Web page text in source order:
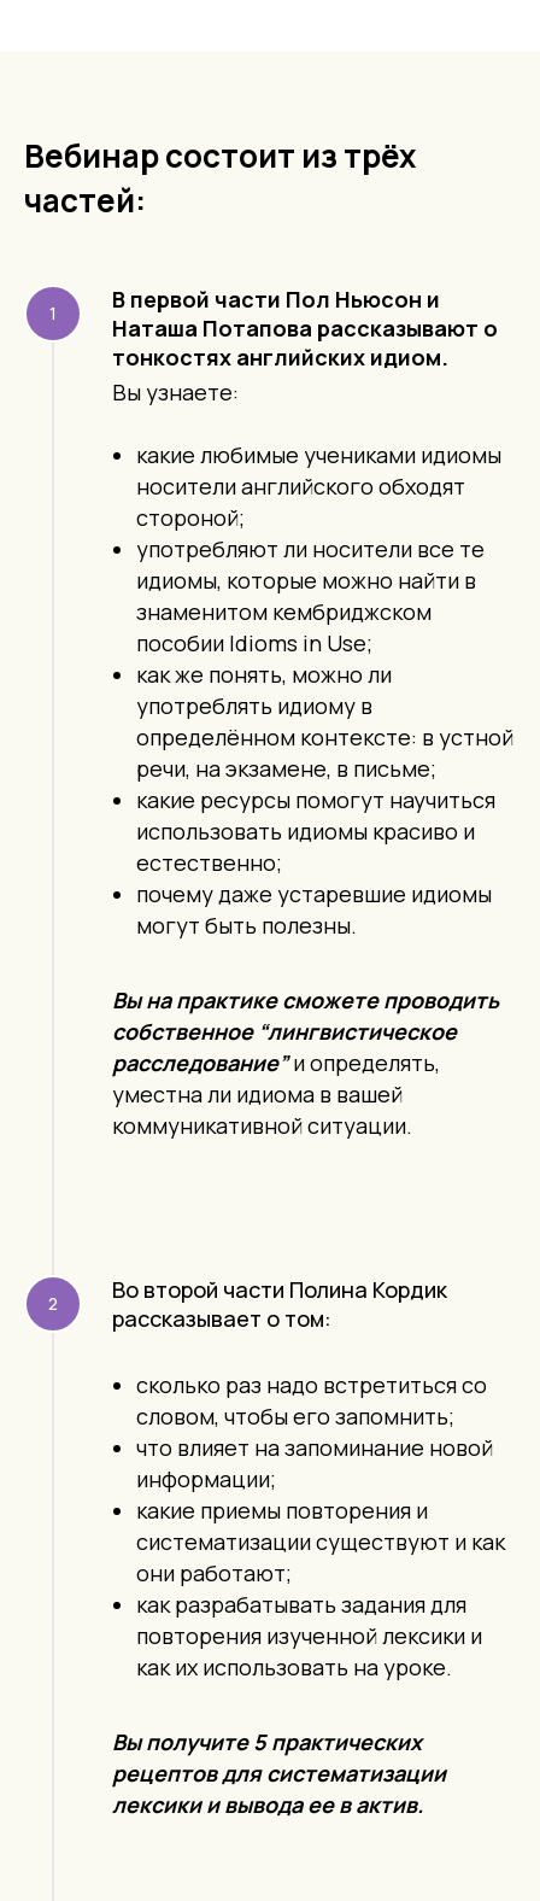
Вебинар состоит из трёх
частей:
В первой части Пол Ньюсон и
Наташа Потапова рассказывают о
тонкостях английских идиом.
Вы узнаете:
какие любимые учениками идиомы
носители английского обходят
стороной;
употребляют ли носители все те
идиомы, которые можно найти в
знаменитом кембриджском
пособии Idioms in Use;
как же понять, можно ли
употреблять идиому в
определённом контексте: в устной
речи, на экзамене, в письме;
какие ресурсы помогут научиться
использовать идиомы красиво и
естественно;
почему даже устаревшие идиомы
могут быть полезны.
Вы на практике сможете проводить
собственное “лингвистическое
расследование”и определять,
уместна ли идиома в вашей
коммуникативной ситуации.
Во второй части Полина Кордик
рассказывает о том:
сколько раз надо встретиться со
словом, чтобы его запомнить;
что влияет на запоминание новой
информации;
какие приемы повторения и
систематизации существуют и как
они работают;
как разрабатывать задания для
повторения изученной лексики и
как их использовать на уроке.
Вы получите 5 практических
рецептов для систематизации
лексики и вывода ее в актив.